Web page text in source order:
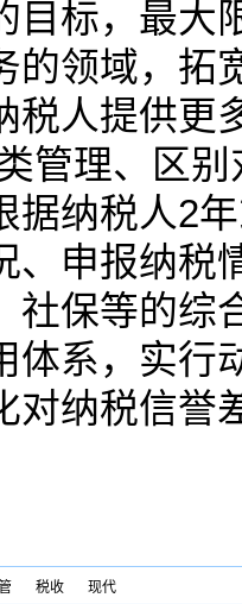
目标，最大
的领域，拓
税人提供更
管理、区
据纳税人2
、申报纳税
社保等的综
体系，实行
对纳税信誉
税收 现代